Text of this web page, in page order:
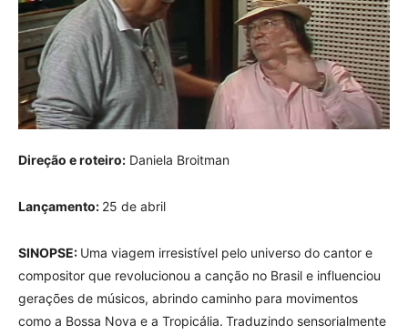
Direção e roteiro: Daniela Broitman
Lançamento: 25 de abril
SINOPSE: Uma viagem irresistível pelo universo do cantor e
compositor que revolucionou a canção no Brasil e influenciou
gerações de músicos, abrindo caminho para movimentos
como a Bossa Nova e a Tropicália. Traduzindo sensorialmente